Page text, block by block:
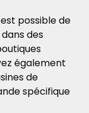
possible de
des
également
de
spécifique